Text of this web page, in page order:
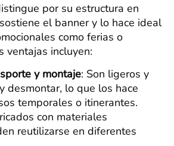
por su estructura en
el banner y lo hace ideal
como ferias o
ventajas incluyen:
y montaje: Son ligeros y
desmontar, lo que los hace
temporales o itinerantes.
con materiales
reutilizarse en diferentes